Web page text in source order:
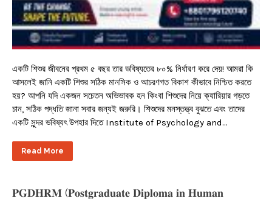
একটি শিশুর জীবনের প্রথম ৫ বছর তার ভবিষ্যতের ৮০% নির্ধারণ করে দেয়! আমরা কি
আসলেই জানি একটি শিশুর সঠিক মানসিক ও আচরণগত বিকাশ কীভাবে নিশ্চিত করতে
হয়? আপনি যদি একজন সচেতন অভিভাবক হন কিংবা শিশুদের নিয়ে ক্যারিয়ার গড়তে
চান, সঠিক পদ্ধতি জানা সবার জন্যই জরুরি। শিশুদের মনস্তত্ত্ব বুঝতে এবং তাদের
একটি সুন্দর ভবিষ্যৎ উপহার দিতে Institute of Psychology and…
Read More
𝐏𝐆𝐃𝐇𝐑𝐌 (𝐏𝐨𝐬𝐭𝐠𝐫𝐚𝐝𝐮𝐚𝐭𝐞 𝐃𝐢𝐩𝐥𝐨𝐦𝐚 𝐢𝐧 𝐇𝐮𝐦𝐚𝐧